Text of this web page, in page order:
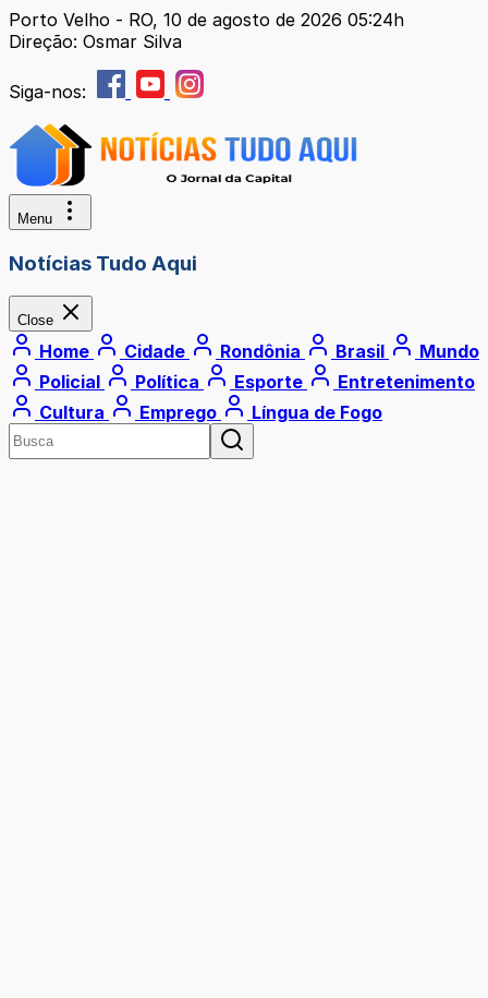
Porto Velho - RO, 10 de agosto de 2026 05:24h
Direção: Osmar Silva
Siga-nos:
Menu
Notícias Tudo Aqui
Close
Home Cidade Rondônia Brasil
Mundo
Policial
Política Esporte
Entretenimento
Cultura
Emprego Língua de Fogo